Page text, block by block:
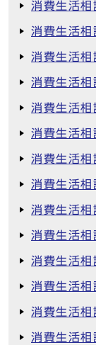
消費生活
消費生活
消費生活
消費生活
消費生活
消費生活
消費生活
消費生活
消費生活
消費生活
消費生活
消費生活
消費生活
消費生活